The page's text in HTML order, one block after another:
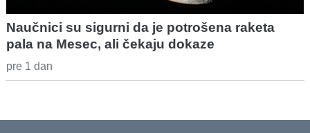
Naučnici su sigurni da je potrošena raketa
pala na Mesec, ali čekaju dokaze
pre 1 dan